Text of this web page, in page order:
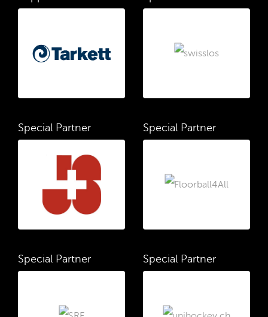
Special Partner Special Partner
Special Partner Special Partner